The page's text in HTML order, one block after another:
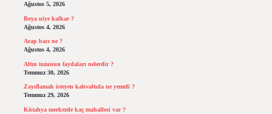
Ağustos 5, 2026
Boya niye kalkar ?
Ağustos 4, 2026
Arap bacı ne ?
Ağustos 4, 2026
Altın tozunun faydaları nelerdir ?
Temmuz 30, 2026
Zayıflamak isteyen kahvaltıda ne yemeli ?
Temmuz 29, 2026
Kütahya merkezde kaç mahallesi var ?